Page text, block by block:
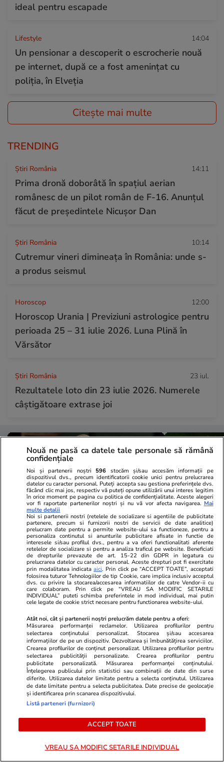
ideal pentru escapade
Lifestyle 14:04
Un pensionar a descoperit o escrocherie nouă
pe internet, după ce a fost amenințat cu
poliția, în Elveția
Citește mai multe
TRENDING
Știri România 14:11
Prima dronă doborâtă în spațiul aerian
românesc de un pilot român de F-16. Anunțul
făcut de președintele Nicușor Dan
Știri România 10:14
Cutremur vineri dimineața în România: unde s-
a produs seismul
Horoscop 12:00
Horoscop Urania | Previziuni astrologice pentru
perioada 25 – 31 iulie 2026. Luna Plină în
Vărsător
Știri România 23 iul.
Rezultatele loto din 23 iulie 2026. Numerele
câștigătoare extrase joi
Vacanțe și Cultură 12:19
Cei mai mulți români au buget
între 1.000 și 3.000 de lei pentru
vacanță. Cel puțin 39% spun că
nu vor pleca în concediu în
această vară
Horoscop
Horoscop
pentru
perioada
Lifestyle 18 iul.
Semnele deshidratării și cum să
o previi
Nouă ne pasă ca datele tale personale să rămână
confidențiale
Noi și partenerii noștri 596 stocăm și/sau accesăm informații pe
dispozitivul dvs., precum identificatorii cookie unici pentru prelucrarea
datelor cu caracter personal. Puteți accepta sau gestiona preferințele dvs.
făcând clic mai jos, respectiv vă puteți opune utilizării unui interes legitim
în orice moment pe pagina cu politica de confidențialitate. Aceste alegeri
vor fi raportate partenerilor noștri și nu vă vor afecta navigarea. Mai
multe detalii
Noi si partenerii nostri (retelele de socializare si agentiile de publicitate
partenere, precum si furnizorii nostri de servicii de date analitice)
prelucram date pentru a permite website-ului sa functioneze, pentru a
personaliza continutul si anunturile publicitare afisate in functie de
interesele si/sau profilul dvs., pentru a va oferi functionalitati aferente
retelelor de socializare si pentru a analiza traficul pe website. Beneficiati
de drepturile prevazute de art. 15-22 din GDPR in legatura cu
prelucrarea datelor cu caracter personal. Aceste drepturi pot fi exercitate
prin modalitatea indicataaici. Prin click pe “ACCEPT TOATE”, acceptati
folosirea tuturor Tehnologiilor de tip Cookie, care implica inclusiv acceptul
dvs. cu privire la stocarea/accesarea informatiilor de catre Vendor-ii cu
care colaboram. Prin click pe “VREAU SA MODIFIC SETARILE
INDIVIDUAL” puteti schimba preferintele in mod individual, mai putin
cele legate de cookie strict necesare pentru functionarea website-ului.
Atât noi, cât și partenerii noștri prelucrăm datele pentru a oferi:
Măsurarea performanței reclamelor. Utilizarea profilurilor pentru
selectarea conținutului personalizat. Stocarea și/sau accesarea
informațiilor de pe un dispozitiv. Dezvoltarea și îmbunătățirea serviciilor.
Crearea profilurilor de conținut personalizat. Utilizarea profilurilor pentru
selectarea publicității personalizate. Crearea profilurilor pentru
publicitate personalizată. Măsurarea performanței conținutului.
Înțelegerea publicului prin statistici sau combinații de date din surse
diferite. Utilizarea datelor limitate pentru a selecta conținutul. Utilizarea
de date limitate pentru a selecta publicitatea. Date precise de geolocație
și identificarea prin scanarea dispozitivului.
Listă parteneri (furnizori)
ACCEPT TOATE
VREAU SA MODIFIC SETARILE INDIVIDUAL